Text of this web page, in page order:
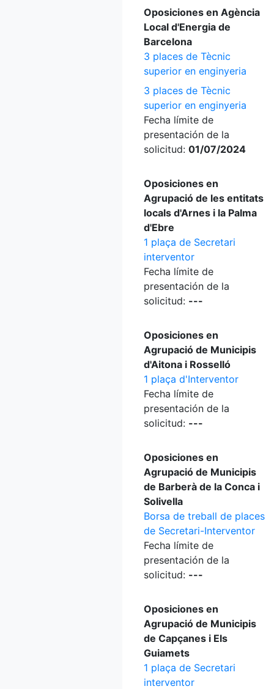
Oposiciones en Agència
Local d'Energia de
Barcelona
3 places de Tècnic
superior en enginyeria
3 places de Tècnic
superior en enginyeria
Fecha límite de
presentación de la
solicitud: 01/07/2024
Oposiciones en
Agrupació de les entitats
locals d'Arnes i la Palma
d'Ebre
1 plaça de Secretari
interventor
Fecha límite de
presentación de la
solicitud: ---
Oposiciones en
Agrupació de Municipis
d'Aitona i Rosselló
1 plaça d'Interventor
Fecha límite de
presentación de la
solicitud: ---
Oposiciones en
Agrupació de Municipis
de Barberà de la Conca i
Solivella
Borsa de treball de places
de Secretari-Interventor
Fecha límite de
presentación de la
solicitud: ---
Oposiciones en
Agrupació de Municipis
de Capçanes i Els
Guiamets
1 plaça de Secretari
interventor